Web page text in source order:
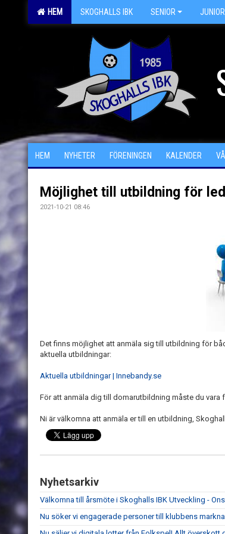
HEM SKOGHALLS IBK SENIOR JUNIOR
HEM NYHETER FÖRENINGEN KALENDER
Möjlighet till utbildning för
2021-10-21 08:46
Det finns möjlighet att anmäla sig till utbildning för
aktuella utbildningar:
Aktuella utbildningar | Innebandy.se
För att anmäla dig till domarutbildning måste du vara
Ni är välkomna att anmäla er till en utbildning,
Nyhetsarkiv
Välkomna till årsmöte i Skoghalls IBK Utveckling -
Nu söker vi engagerade personer till klubbens